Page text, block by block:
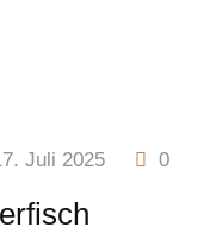
Juli 2025 0